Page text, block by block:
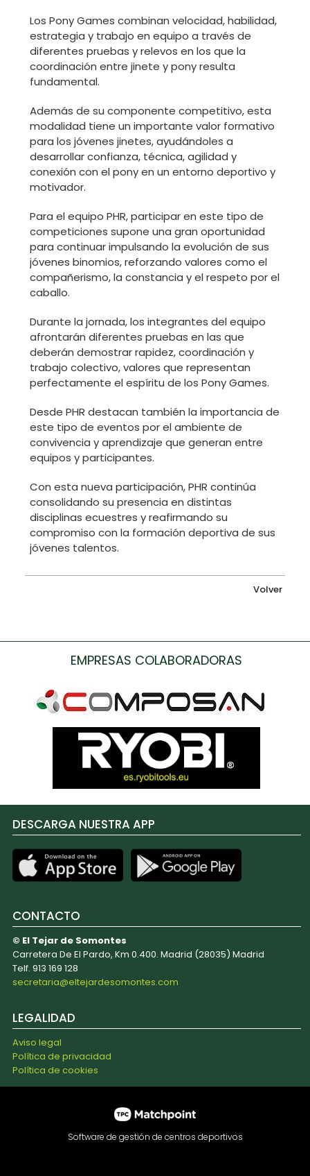
Los Pony Games combinan velocidad, habilidad,
estrategia y trabajo en equipo a través de
diferentes pruebas y relevos en los que la
coordinación entre jinete y pony resulta
fundamental.
Además de su componente competitivo, esta
modalidad tiene un importante valor formativo
para los jóvenes jinetes, ayudándoles a
desarrollar confianza, técnica, agilidad y
conexión con el pony en un entorno deportivo y
motivador.
Para el equipo PHR, participar en este tipo de
competiciones supone una gran oportunidad
para continuar impulsando la evolución de sus
jóvenes binomios, reforzando valores como el
compañerismo, la constancia y el respeto por el
caballo.
Durante la jornada, los integrantes del equipo
afrontarán diferentes pruebas en las que
deberán demostrar rapidez, coordinación y
trabajo colectivo, valores que representan
perfectamente el espíritu de los Pony Games.
Desde PHR destacan también la importancia de
este tipo de eventos por el ambiente de
convivencia y aprendizaje que generan entre
equipos y participantes.
Con esta nueva participación, PHR continúa
consolidando su presencia en distintas
disciplinas ecuestres y reafirmando su
compromiso con la formación deportiva de sus
jóvenes talentos.
Volver
EMPRESAS COLABORADORAS
DESCARGA NUESTRA APP
CONTACTO
© El Tejar de Somontes
Carretera De El Pardo, Km 0.400. Madrid (28035) Madrid
Telf. 913 169 128
secretaria@eltejardesomontes.com
LEGALIDAD
Aviso legal
Política de privacidad
Política de cookies
Software de gestión de centros deportivos